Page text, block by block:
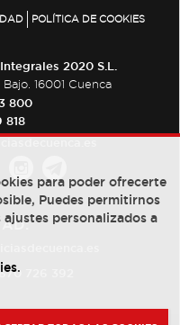
POLÍTICA DE COOKIES
2020 S.L.
16001 Cuenca
800
818
726 392
para poder ofrecerte
Puedes permitirnos
personalizados a
.